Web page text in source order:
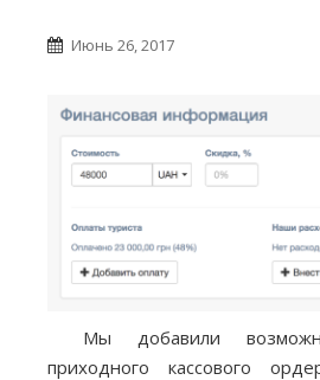
Июнь 26, 2017
Мы добавили
приходного кассового